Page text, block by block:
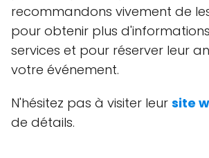
recommandons vivement de
pour obtenir plus
services et pour réserver leur
votre événement.
N'hésitez pas à visiter leur site
de détails.